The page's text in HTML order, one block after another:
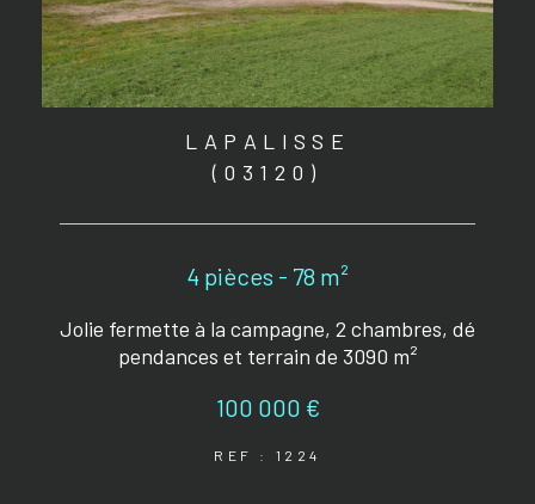
LAPALISSE
(03120)
4 pièces - 78 m²
Jolie fermette à la campagne, 2 chambres, dé
pendances et terrain de 3090 m²
100 000 €
REF : 1224